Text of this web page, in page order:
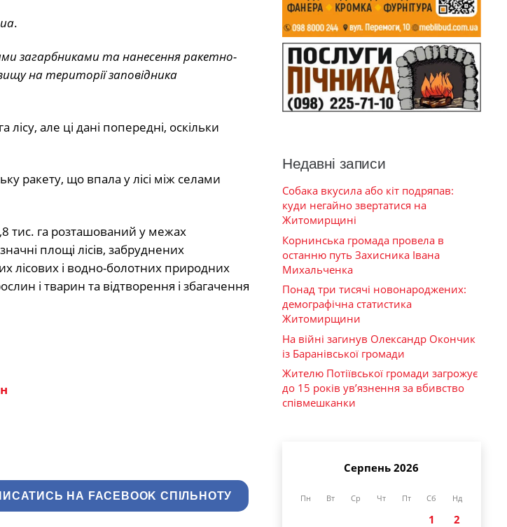
.
загарбниками та нанесення ракетно-
на території заповідника
але ці дані попередні, оскільки
ракету, що впала у лісі між селами
тис. га розташований у межах
площі лісів, забруднених
лісових і водно-болотних природних
і тварин та відтворення і збагачення
НА FACEBOOK СПІЛЬНОТУ
Недавні записи
Собака вкусила або кіт подряпав:
куди негайно звертатися на
Житомирщині
Корнинська громада провела в
останню путь Захисника Івана
Михальченка
Понад три тисячі новонароджених:
демографічна статистика
Житомирщини
На війні загинув Олександр Окончик
із Баранівської громади
Жителю Потіївської громади загрожує
до 15 років ув’язнення за вбивство
співмешканки
Серпень 2026
Пн Вт Ср Чт Пт Сб Нд
1
2